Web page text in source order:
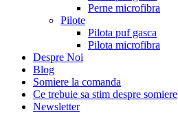
Perne microfibra
Pilote
Pilota puf gasca
Pilota microfibra
Despre Noi
Blog
Somiere la comanda
Ce trebuie sa stim despre somiere
Newsletter